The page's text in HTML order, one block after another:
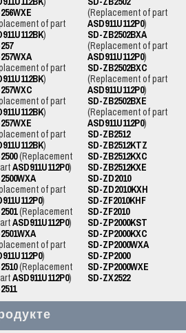
of part
)
of part
)
of part
)
of part
)
(Replacement
ASD911U112P0)
of part
)
(Replacement
ASD911U112P0)
of part
)
(Replacement
ASD911U112P0)
(Replacement of part
ASD911U112P0)
SD-ZB2502BXA
(Replacement of part
ASD911U112P0)
SD-ZB2502BXC
(Replacement of part
ASD911U112P0)
SD-ZB2502BXE
(Replacement of part
ASD911U112P0)
SD-ZB2512
SD-ZB2512KTZ
SD-ZB2512KXC
SD-ZB2512KXE
SD-ZD2010
SD-ZD2010KXH
SD-ZF2010KHF
SD-ZF2010
SD-ZP2000KST
SD-ZP2000KXC
SD-ZP2000WXA
SD-ZP2000
SD-ZP2000WXE
SD-ZX2522